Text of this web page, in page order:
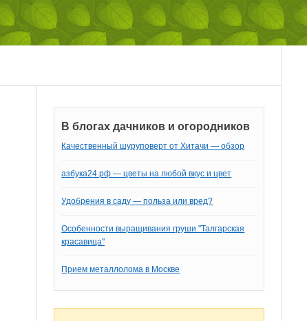
В блогах дачников и огородников
Качественный шуруповерт от Хитачи — обзор
азбука24.рф — цветы на любой вкус и цвет
Удобрения в саду — польза или вред?
Особенности выращивания груши "Талгарская
красавица"
Прием металлолома в Москве